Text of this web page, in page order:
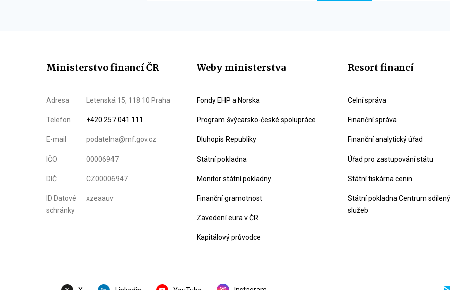
Ministerstvo financí ČR
Adresa Letenská 15, 118 10 Praha
Telefon +420 257 041 111
E-mail podatelna@mf.gov.cz
IČO 00006947
DIČ CZ00006947
ID Datové
schránky
xzeaauv
Weby ministerstva
Fondy EHP a Norska
Program švýcarsko-české spolupráce
Dluhopis Republiky
Státní pokladna
Monitor státní pokladny
Finanční gramotnost
Zavedení eura v ČR
Kapitálový průvodce
Resort financí
Celní správa
Finanční správa
Finanční analytický úřad
Úřad pro zastupování státu
Státní tiskárna cenin
Státní pokladna Centrum
služeb